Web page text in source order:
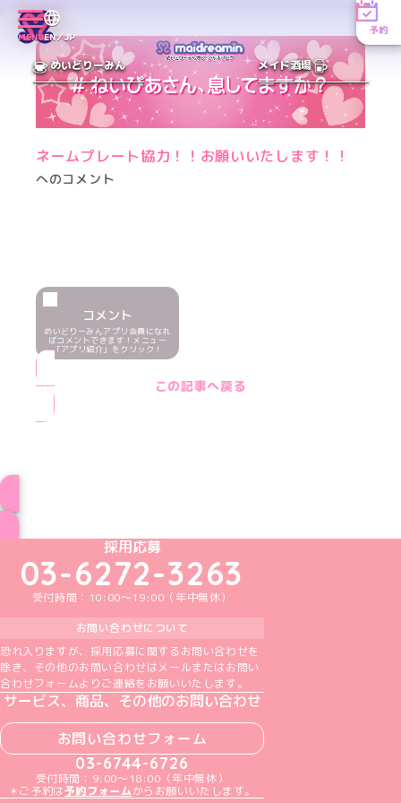
MENUEN／JP
予約
めいどりーみん メイド酒場
ネームプレート協力！！お願いいたします！！
へのコメント
コメント
めいどりーみんアプリ会員になれ
ばコメントできます！メニュー
「アプリ紹介」をクリック！
この記事へ戻る
めいどりーみんTikTok公式アカウント
めいどりーみんX公式アカウント
めいどりーみんInstagram公式アカウント
めいどりーみんFacebook公式アカウン
めいどりーみんYouTube公式アカ
採用応募
03-6272-3263
受付時間：10:00～19:00（年中無休）
お問い合わせについて
恐れ入りますが、採用応募に関するお問い合わせを
除き、その他のお問い合わせはメールまたはお問い
合わせフォームよりご連絡をお願いいたします。
サービス、商品、その他のお問い合わせ
お問い合わせフォーム
03-6744-6726
受付時間：9:00～18:00（年中無休）
＊ご予約は予約フォームからお願いいたします。